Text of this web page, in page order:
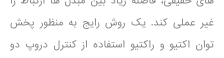
غیر عملی کند. یک روش رایج به منظور پخش
توان اکتیو و راکتیو استفاده از کنترل دروپ دو